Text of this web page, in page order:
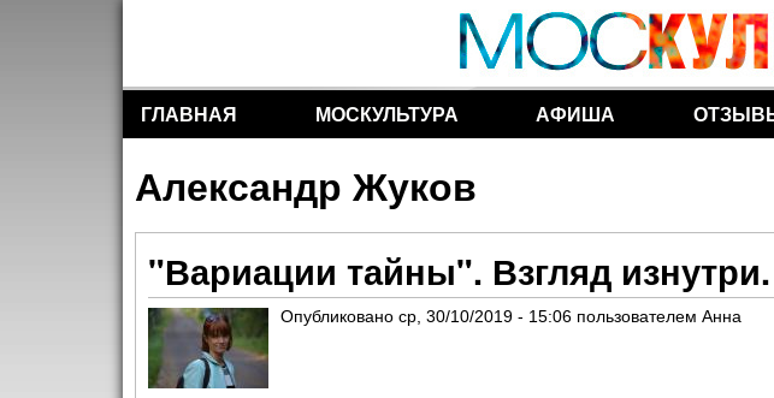
Разделы сайта
ГЛАВНАЯ МОСКУЛЬТУРА АФИША
Александр Жуков
"Вариации тайны". Взгляд изнутри.
Опубликовано ср, 30/10/2019 - 15:06 пользователем Анна